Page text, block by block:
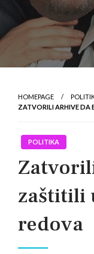
HOMEPAGE
ZATVORILI ARHIVE DA
POLITIKA
zaštitili
redova